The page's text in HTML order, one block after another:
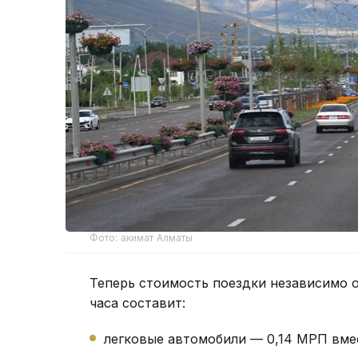
Фото: акимат Алматы
Теперь стоимость поездки независимо
часа составит:
легковые автомобили — 0,14 МРП